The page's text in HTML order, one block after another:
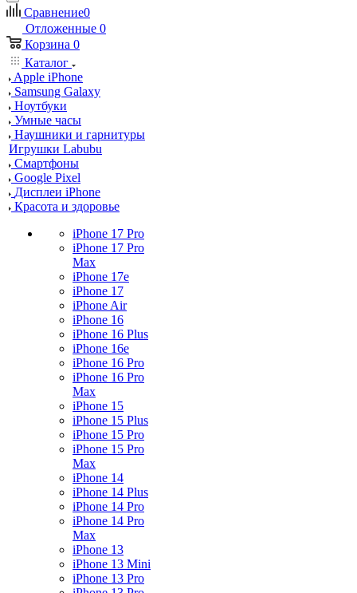
Сравнение0
Отложенные 0
Корзина 0
Каталог
Apple iPhone
Samsung Galaxy
Ноутбуки
Умные часы
Наушники и гарнитуры
Игрушки Labubu
Смартфоны
Google Pixel
Дисплеи iPhone
Красота и здоровье
iPhone 17 Pro
iPhone 17 Pro
Max
iPhone 17e
iPhone 17
iPhone Air
iPhone 16
iPhone 16 Plus
iPhone 16e
iPhone 16 Pro
iPhone 16 Pro
Max
iPhone 15
iPhone 15 Plus
iPhone 15 Pro
iPhone 15 Pro
Max
iPhone 14
iPhone 14 Plus
iPhone 14 Pro
iPhone 14 Pro
Max
iPhone 13
iPhone 13 Mini
iPhone 13 Pro